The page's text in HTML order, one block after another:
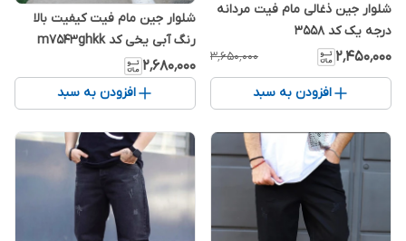
شلوار جین ذغالی مام فیت مردانه
درجه یک کد 3558
۲٬۴۵۰٬۰۰۰ ۳٬۶۵۰٬۰۰۰
افزودن به سبد
شلوار جین مام فیت کیفیت بالا
رنگ آبی یخی کد m7543ghkk
۲٬۶۸۰٬۰۰۰
افزودن به سبد